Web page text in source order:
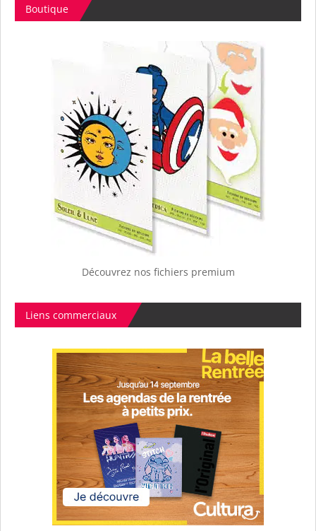
Boutique
Découvrez nos fichiers premium
Liens commerciaux